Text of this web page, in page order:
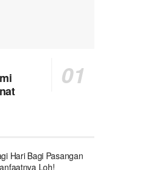
Hari Bagi Pasangan
Loh!